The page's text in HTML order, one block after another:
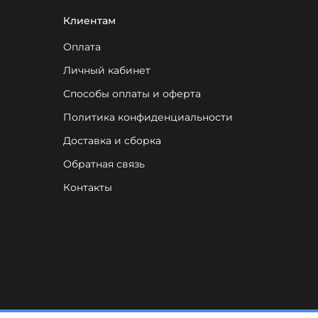
Клиентам
Оплата
Личный кабинет
Способы оплаты и оферта
Политика конфиденциальности
Доставка и сборка
Обратная связь
Контакты